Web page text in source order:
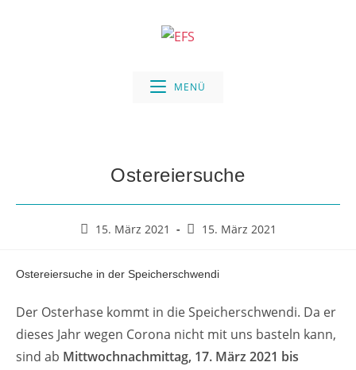
MENÜ
Ostereiersuche
Beitrag
15. März 2021
Beitrag
am:
15. März 2021
Ostereiersuche in der Speicherschwendi
Der Osterhase kommt in die Speicherschwendi. Da er
dieses Jahr wegen Corona nicht mit uns basteln kann,
sind ab Mittwochnachmittag, 17. März 2021 bis